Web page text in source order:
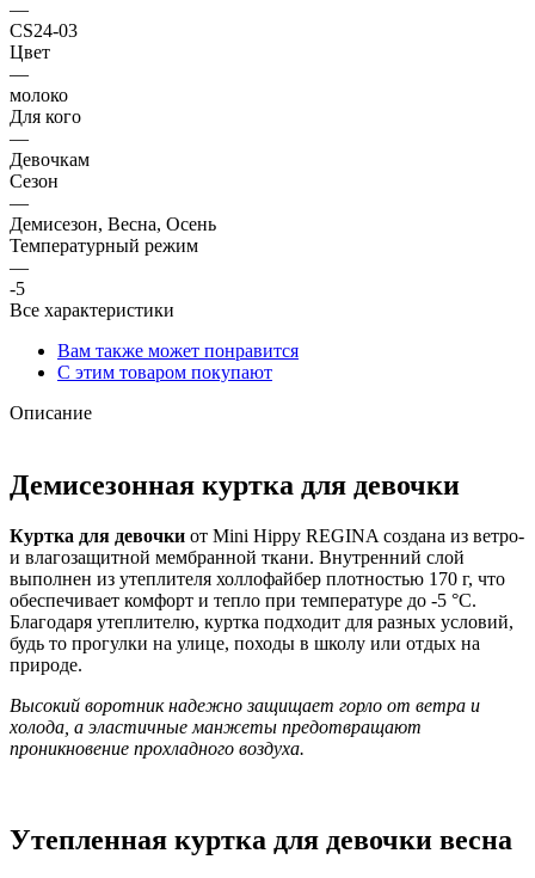
—
CS24-03
Цвет
—
молоко
Для кого
—
Девочкам
Сезон
—
Демисезон, Весна, Осень
Температурный режим
—
-5
Все характеристики
Вам также может понравится
С этим товаром покупают
Описание
Демисезонная куртка для девочки
Куртка для девочки от Mini Hippy REGINA создана из ветро-
и влагозащитной мембранной ткани. Внутренний слой
выполнен из утеплителя холлофайбер плотностью 170 г, что
обеспечивает комфорт и тепло при температуре до -5 °C.
Благодаря утеплителю, куртка подходит для разных условий,
будь то прогулки на улице, походы в школу или отдых на
природе.
Высокий воротник надежно защищает горло от ветра и
холода, а эластичные манжеты предотвращают
проникновение прохладного воздуха.
Утепленная куртка для девочки весна